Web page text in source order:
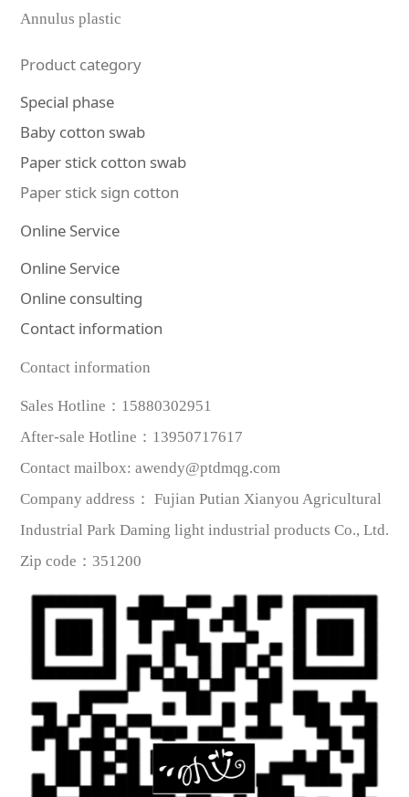
Annulus plastic
Product category
Special phase
Baby cotton swab
Paper stick cotton swab
Paper stick sign cotton
Online Service
Online Service
Online consulting
Contact information
Contact information
Sales Hotline： 15880302951
After-sale Hotline ： 13950717617
Contact mailbox: awendy@ptdmqg.com
Company address： Fujian Putian Xianyou Agricultural
Industrial Park Daming light industrial products Co., Ltd.
Zip code ： 351200